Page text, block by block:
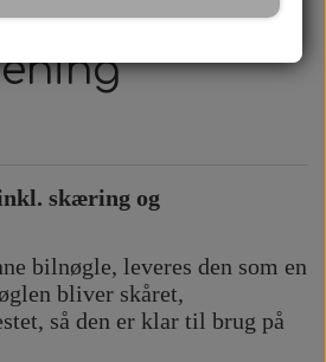
skæring og
bilnøgle, leveres den som en
bliver skåret,
så den er klar til brug på